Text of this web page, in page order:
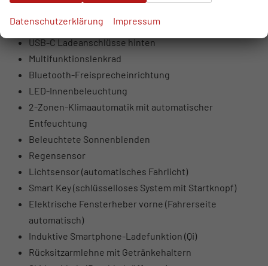
Laden)
USB-C Ladeanschlüsse hinten
Multifunktionslenkrad
Bluetooth-Freisprecheinrichtung
LED-Innenbeleuchtung
2-Zonen-Klimaautomatik mit automatischer
Entfeuchtung
Beleuchtete Sonnenblenden
Regensensor
Lichtsensor (automatisches Fahrlicht)
Smart Key (schlüsselloses System mit Startknopf)
Elektrische Fensterheber vorne (Fahrerseite
automatisch)
Induktive Smartphone-Ladefunktion (Qi)
Rücksitzarmlehne mit Getränkehaltern
Datenschutzerklärung Impressum